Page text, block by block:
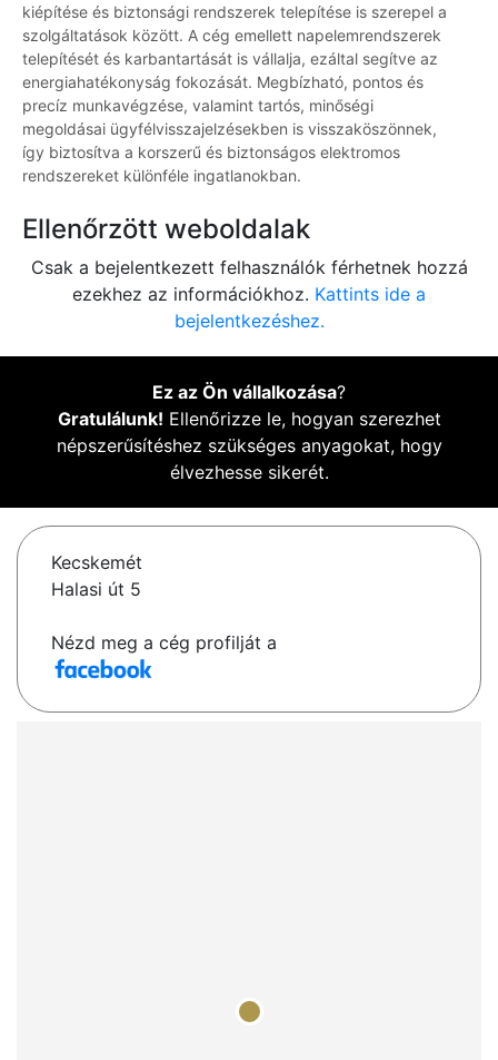
kiépítése és biztonsági rendszerek telepítése is szerepel a
szolgáltatások között. A cég emellett napelemrendszerek
telepítését és karbantartását is vállalja, ezáltal segítve az
energiahatékonyság fokozását. Megbízható, pontos és
precíz munkavégzése, valamint tartós, minőségi
megoldásai ügyfélvisszajelzésekben is visszaköszönnek,
így biztosítva a korszerű és biztonságos elektromos
rendszereket különféle ingatlanokban.
Ellenőrzött weboldalak
Csak a bejelentkezett felhasználók férhetnek hozzá
ezekhez az információkhoz. Kattints ide a
bejelentkezéshez.
Ez az Ön vállalkozása?
Gratulálunk! Ellenőrizze le, hogyan szerezhet
népszerűsítéshez szükséges anyagokat, hogy
élvezhesse sikerét.
Kecskemét
Halasi út 5
Nézd meg a cég profilját a